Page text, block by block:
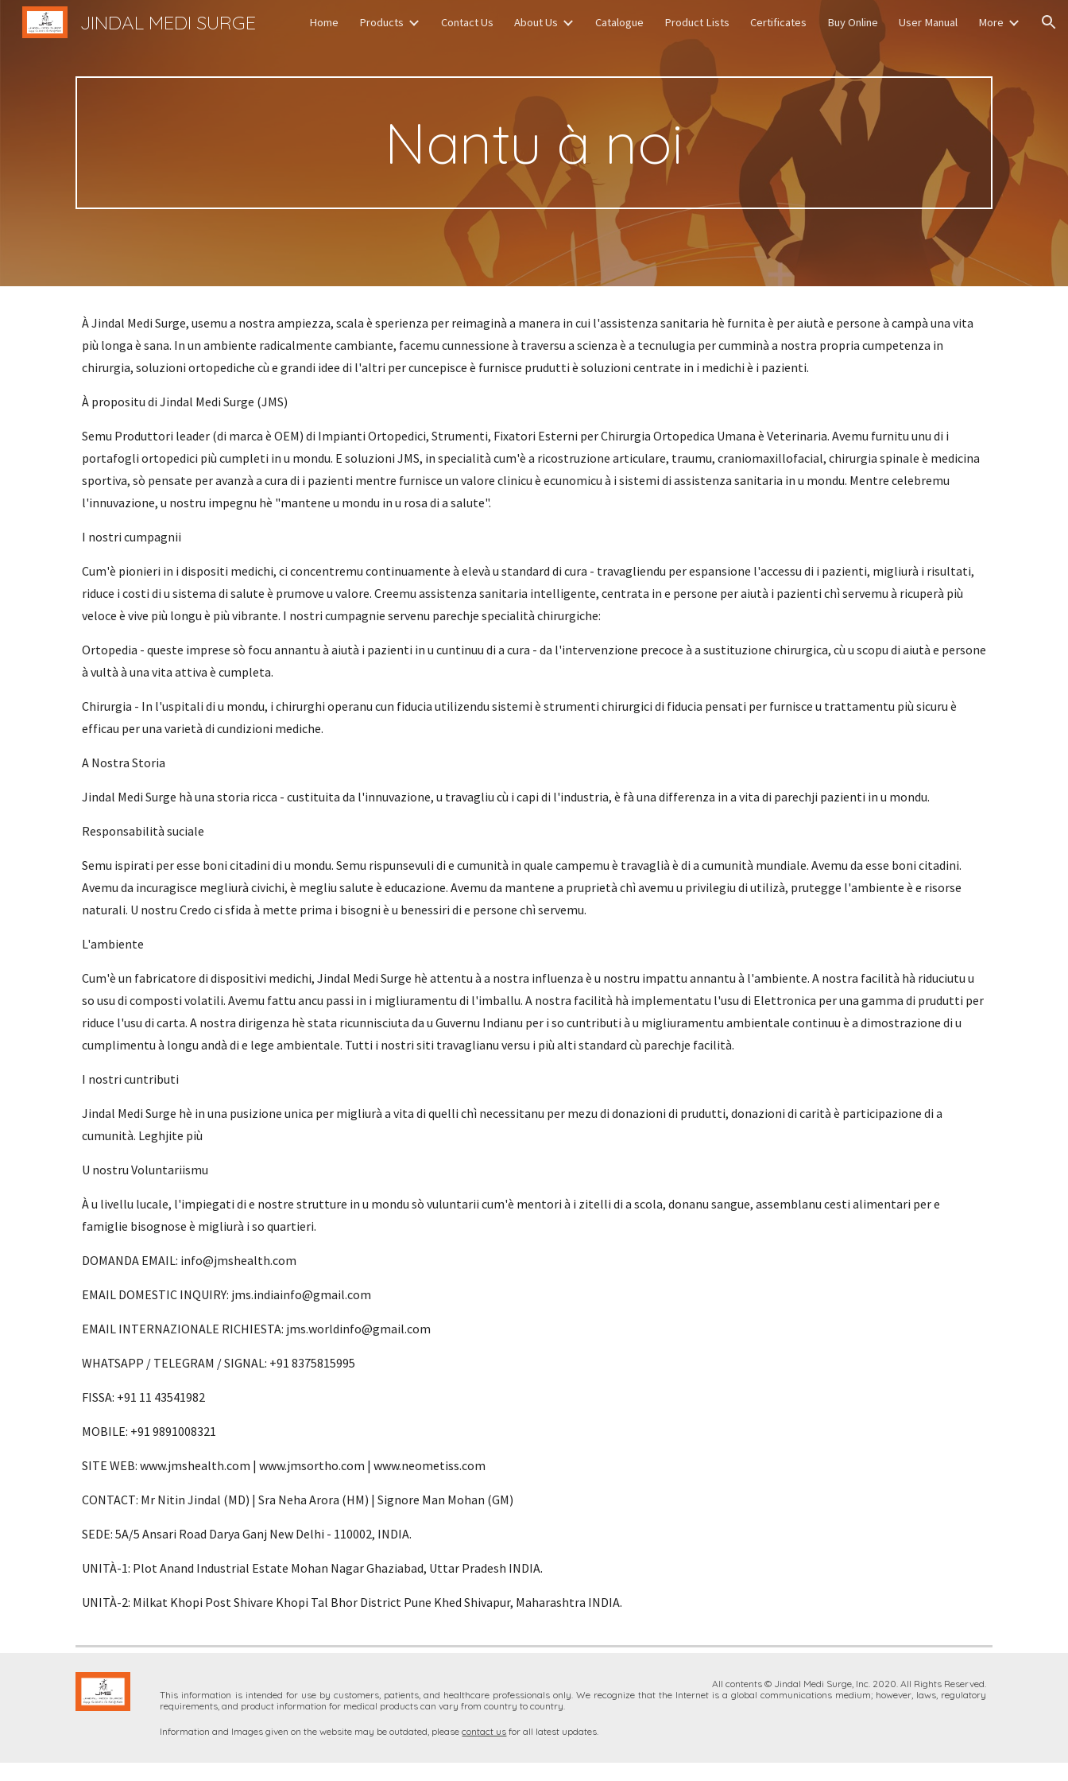
Skip to main content Skip to navigation
JINDAL MEDI SURGE Home Products Contact Us About Us Catalogue Product Lists Certificates Buy Online User Manual More
Nantu à noi
À Jindal Medi Surge, usemu a nostra ampiezza, scala è sperienza per reimaginà a manera in cui l'assistenza sanitaria hè furnita è per aiutà e persone à campà una vita
più longa è sana. In un ambiente radicalmente cambiante, facemu cunnessione à traversu a scienza è a tecnulugia per cumminà a nostra propria cumpetenza in
chirurgia, soluzioni ortopediche cù e grandi idee di l'altri per cuncepisce è furnisce prudutti è soluzioni centrate in i medichi è i pazienti.
À propositu di Jindal Medi Surge (JMS)
Semu Produttori leader (di marca è OEM) di Impianti Ortopedici, Strumenti, Fixatori Esterni per Chirurgia Ortopedica Umana è Veterinaria. Avemu furnitu unu di i
portafogli ortopedici più cumpleti in u mondu. E soluzioni JMS, in specialità cum'è a ricostruzione articulare, traumu, craniomaxillofacial, chirurgia spinale è medicina
sportiva, sò pensate per avanzà a cura di i pazienti mentre furnisce un valore clinicu è ecunomicu à i sistemi di assistenza sanitaria in u mondu. Mentre celebremu
l'innuvazione, u nostru impegnu hè "mantene u mondu in u rosa di a salute".
I nostri cumpagnii
Cum'è pionieri in i dispositi medichi, ci concentremu continuamente à elevà u standard di cura - travagliendu per espansione l'accessu di i pazienti, migliurà i risultati,
riduce i costi di u sistema di salute è prumove u valore. Creemu assistenza sanitaria intelligente, centrata in e persone per aiutà i pazienti chì servemu à ricuperà più
veloce è vive più longu è più vibrante. I nostri cumpagnie servenu parechje specialità chirurgiche:
Ortopedia - queste imprese sò focu annantu à aiutà i pazienti in u cuntinuu di a cura - da l'intervenzione precoce à a sustituzione chirurgica, cù u scopu di aiutà e persone
à vultà à una vita attiva è cumpleta.
Chirurgia - In l'uspitali di u mondu, i chirurghi operanu cun fiducia utilizendu sistemi è strumenti chirurgici di fiducia pensati per furnisce u trattamentu più sicuru è
efficau per una varietà di cundizioni mediche.
A Nostra Storia
Jindal Medi Surge hà una storia ricca - custituita da l'innuvazione, u travagliu cù i capi di l'industria, è fà una differenza in a vita di parechji pazienti in u mondu.
Responsabilità suciale
Semu ispirati per esse boni citadini di u mondu. Semu rispunsevuli di e cumunità in quale campemu è travaglià è di a cumunità mundiale. Avemu da esse boni citadini.
Avemu da incuragisce megliurà civichi, è megliu salute è educazione. Avemu da mantene a pruprietà chì avemu u privilegiu di utilizà, prutegge l'ambiente è e risorse
naturali. U nostru Credo ci sfida à mette prima i bisogni è u benessiri di e persone chì servemu.
L'ambiente
Cum'è un fabricatore di dispositivi medichi, Jindal Medi Surge hè attentu à a nostra influenza è u nostru impattu annantu à l'ambiente. A nostra facilità hà riduciutu u
so usu di composti volatili. Avemu fattu ancu passi in i migliuramentu di l'imballu. A nostra facilità hà implementatu l'usu di Elettronica per una gamma di prudutti per
riduce l'usu di carta. A nostra dirigenza hè stata ricunnisciuta da u Guvernu Indianu per i so cuntributi à u migliuramentu ambientale continuu è a dimostrazione di u
cumplimentu à longu andà di e lege ambientale. Tutti i nostri siti travaglianu versu i più alti standard cù parechje facilità.
I nostri cuntributi
Jindal Medi Surge hè in una pusizione unica per migliurà a vita di quelli chì necessitanu per mezu di donazioni di prudutti, donazioni di carità è participazione di a
cumunità. Leghjite più
U nostru Voluntariismu
À u livellu lucale, l'impiegati di e nostre strutture in u mondu sò vuluntarii cum'è mentori à i zitelli di a scola, donanu sangue, assemblanu cesti alimentari per e
famiglie bisognose è migliurà i so quartieri.
DOMANDA EMAIL: info@jmshealth.com
EMAIL DOMESTIC INQUIRY: jms.indiainfo@gmail.com
EMAIL INTERNAZIONALE RICHIESTA: jms.worldinfo@gmail.com
WHATSAPP / TELEGRAM / SIGNAL: +91 8375815995
FISSA: +91 11 43541982
MOBILE: +91 9891008321
SITE WEB: www.jmshealth.com | www.jmsortho.com | www.neometiss.com
CONTACT: Mr Nitin Jindal (MD) | Sra Neha Arora (HM) | Signore Man Mohan (GM)
SEDE: 5A/5 Ansari Road Darya Ganj New Delhi - 110002, INDIA.
UNITÀ-1: Plot Anand Industrial Estate Mohan Nagar Ghaziabad, Uttar Pradesh INDIA.
UNITÀ-2: Milkat Khopi Post Shivare Khopi Tal Bhor District Pune Khed Shivapur, Maharashtra INDIA.
All contents © Jindal Medi Surge, Inc. 2020. All Rights Reserved.
This information is intended for use by customers, patients, and healthcare professionals only. We recognize that the Internet is a global communications medium; however, laws, regulatory
requirements, and product information for medical products can vary from country to country.
Information and Images given on the website may be outdated, pleasecontact us for all latest updates.